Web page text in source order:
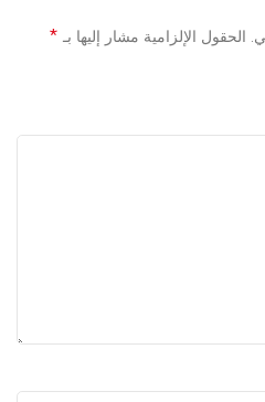
الحقول الإلزامية مشار إليها بـ *